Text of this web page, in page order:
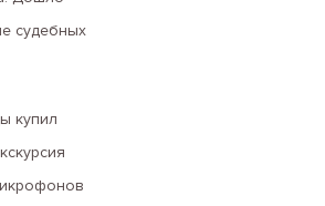
судебных
купил